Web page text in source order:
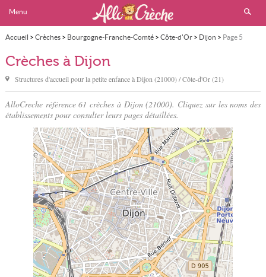
Menu
Accueil > Crèches> Bourgogne-Franche-Comté> Côte-d'Or> Dijon > Page 5
Crèches à Dijon
Structures d'accueil pour la petite enfance àDijon (21000) / Côte-d'Or (21)
AlloCreche référence 61 crèches à Dijon (21000). Cliquez sur les noms des
établissements pour consulter leurs pages détaillées.